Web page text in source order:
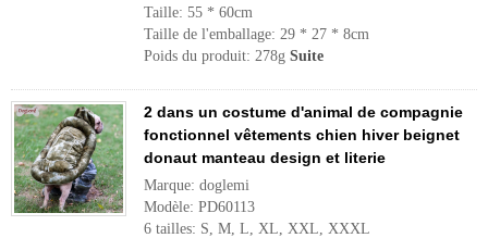
Taille: 55 * 60cm
Taille de l'emballage: 29 * 27 * 8cm
Poids du produit: 278g Suite
2 dans un costume d'animal de compagnie
fonctionnel vêtements chien hiver beignet
donaut manteau design et literie
Marque: doglemi
Modèle: PD60113
6 tailles: S, M, L, XL, XXL, XXXL